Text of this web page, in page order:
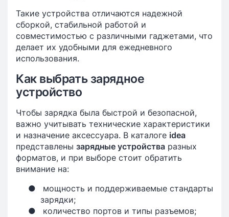
Такие устройства отличаются надежной
сборкой, стабильной работой и
совместимостью с различными гаджетами, что
делает их удобными для ежедневного
использования.
Как выбрать зарядное
устройство
Чтобы зарядка была быстрой и безопасной,
важно учитывать технические характеристики
и назначение аксессуара. В каталоге idea
представлены зарядные устройства разных
форматов, и при выборе стоит обратить
внимание на:
●
мощность и поддерживаемые стандарты
зарядки;
●
количество портов и типы разъемов;